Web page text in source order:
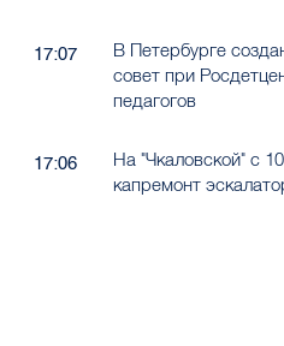
17:07
В Петербурге
совет при
педагогов
17:06
На "Чкаловской" с
капремонт